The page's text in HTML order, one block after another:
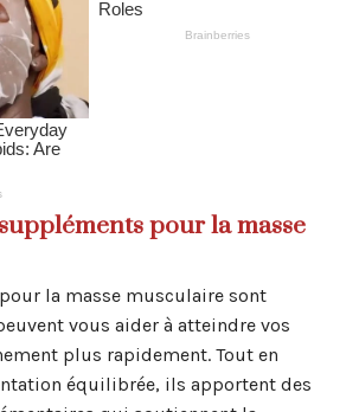
pour la masse
la masse musculaire sont
vous aider à atteindre vos
plus rapidement. Tout en
équilibrée, ils apportent des